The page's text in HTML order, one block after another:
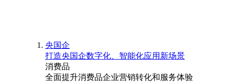
央国企
打造央国企数字化、智能化应用新场景
消费品
全面提升消费品企业营销转化和服务体验